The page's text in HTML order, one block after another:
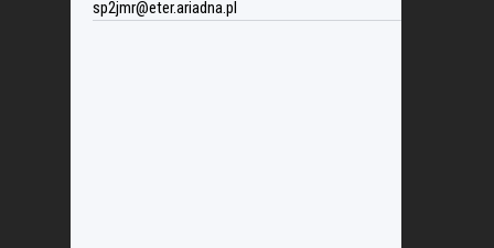
sp2jmr@eter.ariadna.pl